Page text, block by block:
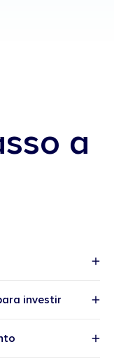
a
investir